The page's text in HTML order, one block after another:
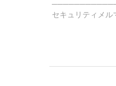
セキュリティメ